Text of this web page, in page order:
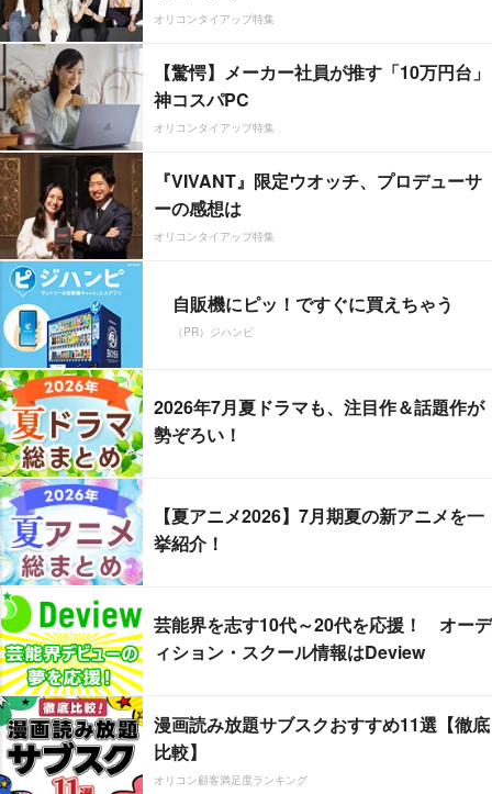
オリコンタイアップ特集
【驚愕】メーカー社員が推す「10万円台」
神コスパPC
オリコンタイアップ特集
『VIVANT』限定ウオッチ、プロデューサ
ーの感想は
オリコンタイアップ特集
自販機にピッ！ですぐに買えちゃう
（PR）ジハンピ
2026年7月夏ドラマも、注目作＆話題作が
勢ぞろい！
【夏アニメ2026】7月期夏の新アニメを一
挙紹介！
芸能界を志す10代～20代を応援！ オーデ
ィション・スクール情報はDeview
漫画読み放題サブスクおすすめ11選【徹底
比較】
オリコン顧客満足度ランキング